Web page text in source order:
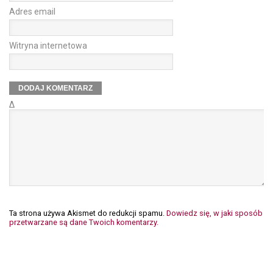
Adres email
Witryna internetowa
Δ
Ta strona używa Akismet do redukcji spamu. Dowiedz się, w jaki sposób
przetwarzane są dane Twoich komentarzy.